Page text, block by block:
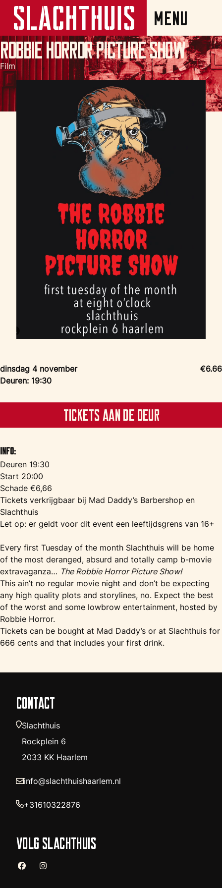
Robbie Horror Picture Show
Film
dinsdag 4 november
Deuren: 19:30
€6.66
Tickets aan de deur
Info:
Deuren 19:30
Start 20:00
Schade €6,66
Tickets verkrijgbaar bij Mad Daddy’s Barbershop en
Slachthuis
Let op: er geldt voor dit event een leeftijdsgrens van 16+
Every first Tuesday of the month Slachthuis will be home
of the most deranged, absurd and totally camp b-movie
extravaganza… The Robbie Horror Picture Show!
This ain’t no regular movie night and don’t be expecting
any high quality plots and storylines, no. Expect the best
of the worst and some lowbrow entertainment, hosted by
Robbie Horror.
Tickets can be bought at Mad Daddy’s or at Slachthuis for
666 cents and that includes your first drink.
CONTACT
Slachthuis
Rockplein 6
2033 KK Haarlem
info@slachthuishaarlem.nl
+31610322876
VOLG SLACHTHUIS